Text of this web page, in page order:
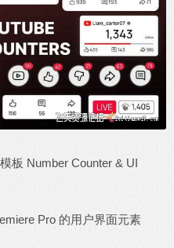
板 Number Counter & UI
Pro 的用户界面元素